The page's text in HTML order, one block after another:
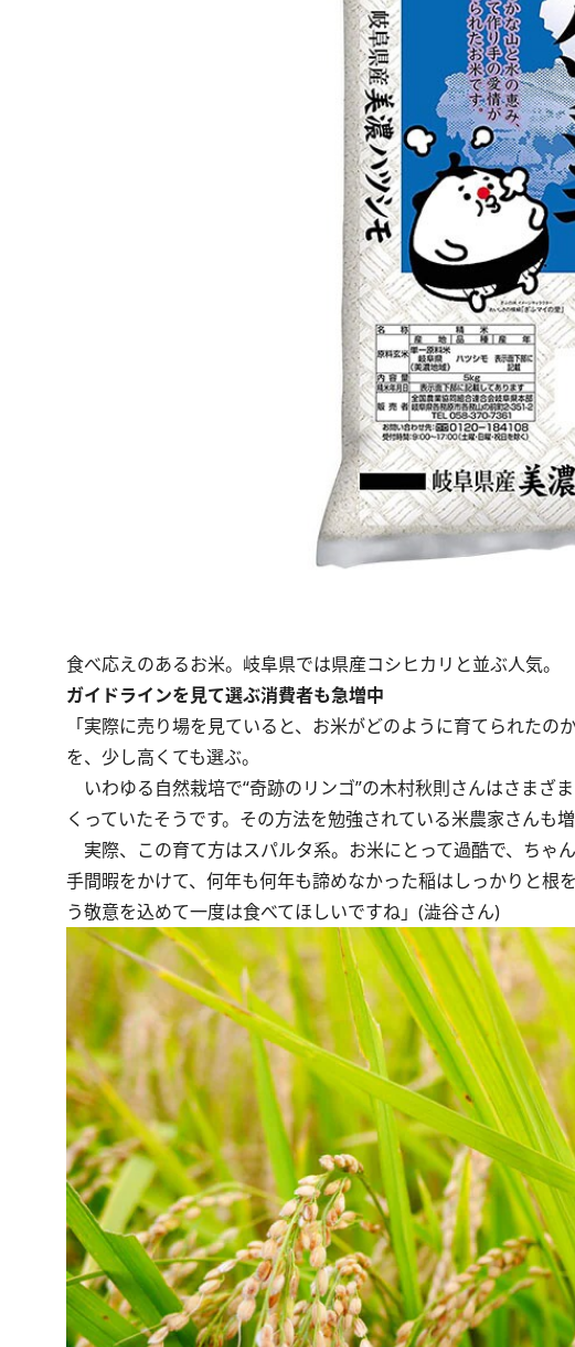
食べ応えのあるお米。岐阜県では県産コシヒカリと並ぶ人気。
ガイドラインを見て選ぶ消費者も急増中
「実際に売り場を見ていると、お米がどのように育てられた
を、少し高くても選ぶ。
いわゆる自然栽培で“奇跡のリンゴ”の木村秋則さんはさまざ
くっていたそうです。その方法を勉強されている米農家さんも増
実際、この育て方はスパルタ系。お米にとって過酷で、ちゃ
手間暇をかけて、何年も何年も諦めなかった稲はしっかりと根
う敬意を込めて一度は食べてほしいですね」(澁谷さん)